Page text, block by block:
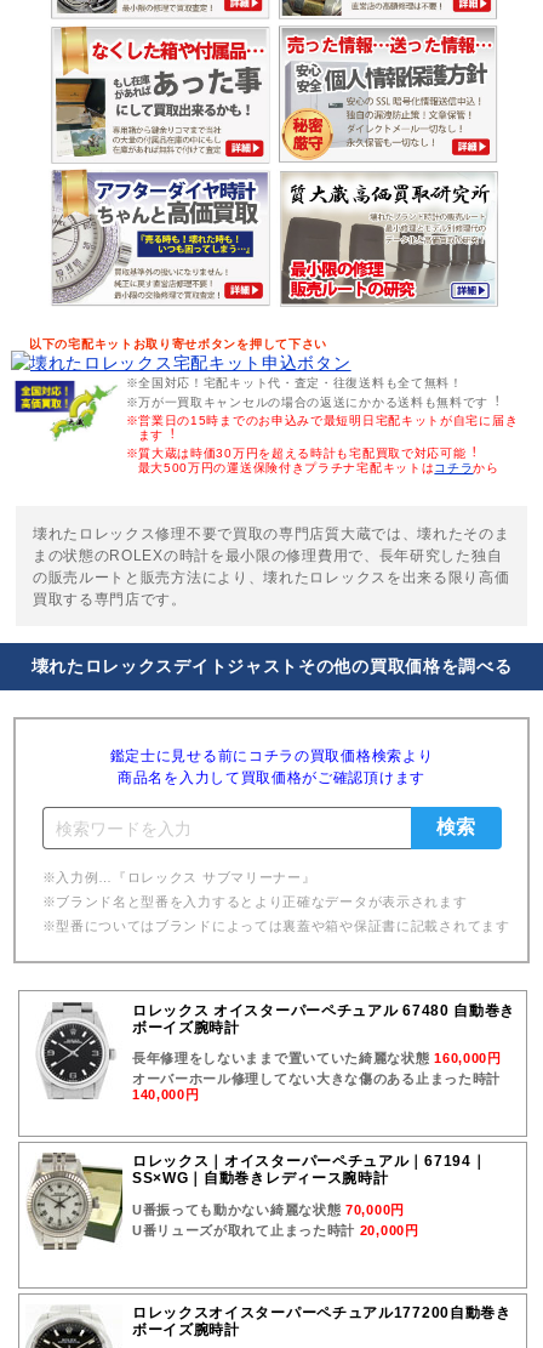
以下の宅配キットお取り寄せボタンを押して下さい
※全国対応！宅配キット代・査定・往復送料も全て無料！
※万が一買取キャンセルの場合の返送にかかる送料も無料です︕
※営業日の15時までのお申込みで最短明日宅配キットが自宅に届き
ます︕
※質大蔵は時価30万円を超える時計も宅配買取で対応可能︕
最大500万円の運送保険付きプラチナ宅配キットはコチラから
壊れたロレックス修理不要で買取の専門店質大蔵では、壊れたそのま
まの状態のROLEXの時計を最小限の修理費用で、長年研究した独自
の販売ルートと販売方法により、壊れたロレックスを出来る限り高価
買取する専門店です。
壊れたロレックスデイトジャストその他の買取価格を調べる
鑑定士に見せる前にコチラの買取価格検索より
商品名を入力して買取価格がご確認頂けます
※入力例…『ロレックス サブマリーナー』
※ブランド名と型番を入力するとより正確なデータが表示されます
※型番についてはブランドによっては裏蓋や箱や保証書に記載されてます
ロレックス オイスターパーペチュアル 67480 自動巻き
ボーイズ腕時計
長年修理をしないままで置いていた綺麗な状態160,000円
オーバーホール修理してない大きな傷のある止まった時計
140,000円
ロレックス｜オイスターパーペチュアル｜67194｜
SS×WG｜自動巻きレディース腕時計
U番振っても動かない綺麗な状態70,000円
U番リューズが取れて止まった時計 20,000円
ロレックスオイスターパーペチュアル177200自動巻き
ボーイズ腕時計